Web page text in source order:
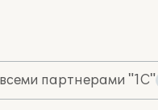
партнерами "1С"